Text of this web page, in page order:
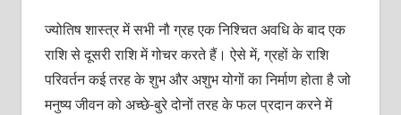
MAGAZINE
ज्योतिष शास्त्र में सभी नौ ग्रह एक निश्चित अवधि के बाद एक
राशि से दूसरी राशि में गोचर करते हैं। ऐसे में, ग्रहों के राशि
परिवर्तन कई तरह के शुभ और अशुभ योगों का निर्माण होता है जो
मनुष्य जीवन को अच्छे-बुरे दोनों तरह के फल प्रदान करने में